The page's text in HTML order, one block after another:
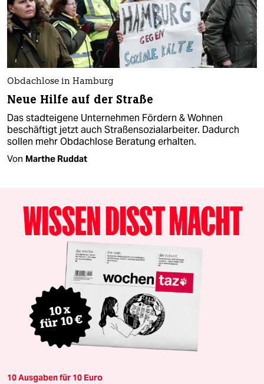
Obdachlose in Hamburg
Neue Hilfe auf der Straße
Das stadteigene Unternehmen Fördern & Wohnen
beschäftigt jetzt auch Straßensozialarbeiter. Dadurch
sollen mehr Obdachlose Beratung erhalten.
Von Marthe Ruddat
10 Ausgaben für 10 Euro